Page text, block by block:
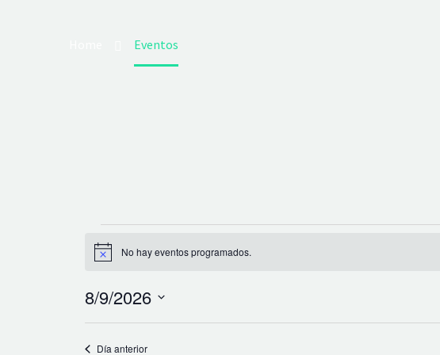
Eventos
EVENTOS
EN
Aviso No hay eventos programados.
8/9/2026
Selecciona
Día anterior